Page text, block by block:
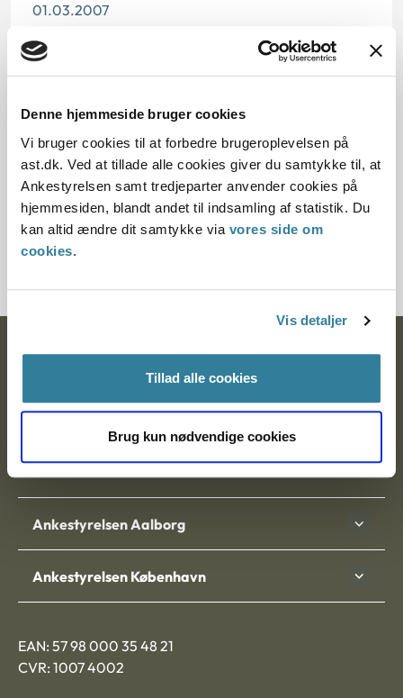
Denne hjemmeside bruger cookies
Vi bruger cookies til at forbedre brugeroplevelsen på
ast.dk. Ved at tillade alle cookies giver du samtykke til, at
Ankestyrelsen samt tredjeparter anvender cookies på
hjemmesiden, blandt andet til indsamling af statistik. Du
kan altid ændre dit samtykke via vores side om
cookies.
Vis detaljer
Tillad alle cookies
Brug kun nødvendige cookies
01.03.2007
Offentliggørelsesdato
§ 8 § 21
Journalnummer
7000386-06
Ankestyrelsen
Nytorv 7, 2. sal
Ankestyrelsen Aalborg
Ankestyrelsen København
EAN: 57 98 000 35 48 21
CVR: 1007 4002